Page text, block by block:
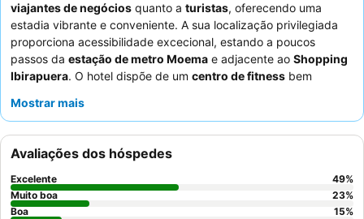
viajantes de negócios quanto a turistas, oferecendo uma
estadia vibrante e conveniente. A sua localização privilegiada
proporciona acessibilidade excecional, estando a poucos
passos da estação de metro Moema e adjacente ao Shopping
Ibirapuera. O hotel dispõe de um centro de fitness bem
trabalho como para lazer. Os hóspedes elogiam
e variedade excecionais do
uma experiência mais confortável e espaçosa, considere
reservar um dos quartos maiores, pois algumas casas de banho
standard são consideradas bastante pequenas.
Mostrar mais
Avaliações dos hóspedes
Excelente 49%
Muito boa
23%
Boa
15%